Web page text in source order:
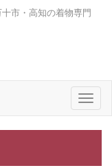
市・高知の着物専門
メ
ニ
ュ